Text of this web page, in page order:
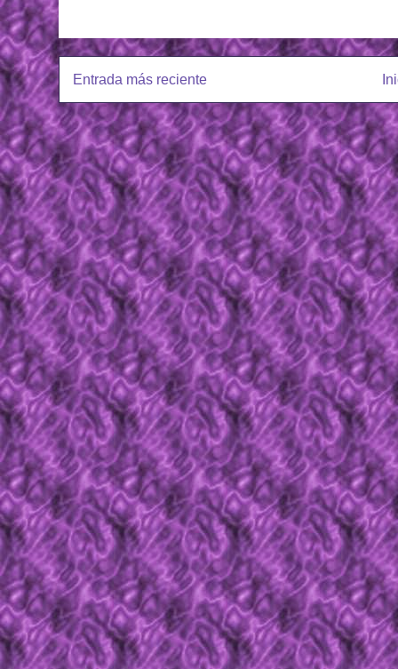
Entrada más reciente